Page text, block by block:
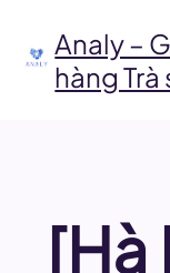
phần
Analy –
hàng
[Hà